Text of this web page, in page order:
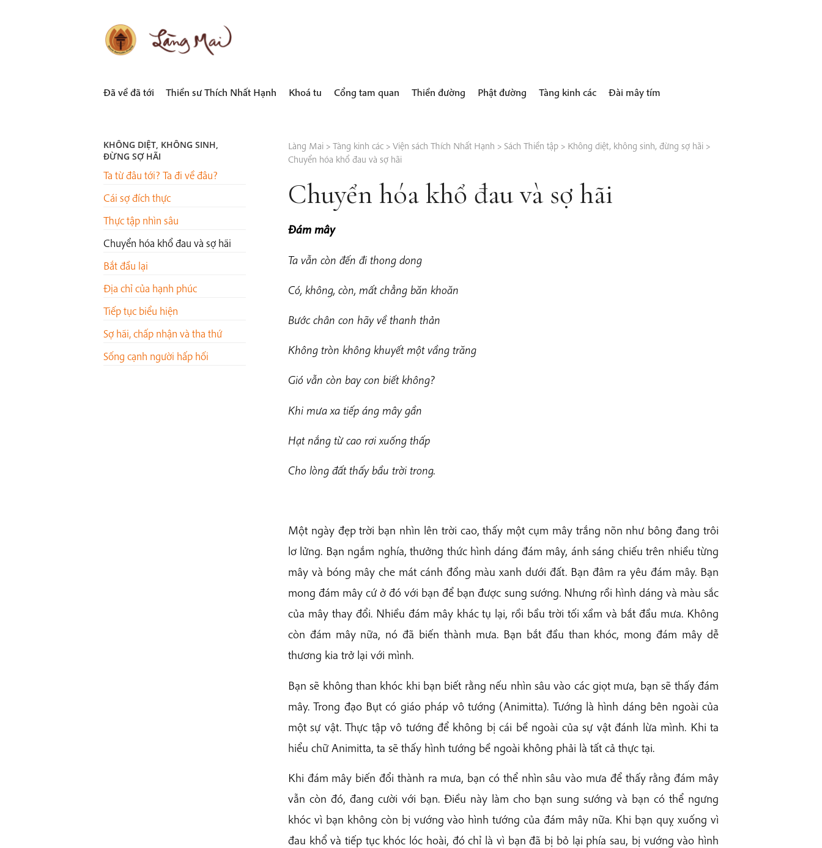
LÀNG MAI
Đã về đã tới Thiền sư Thích Nhất Hạnh Khoá tu Cổng tam quan Thiền đường Phật đường Tàng kinh các Đài mây tím
KHÔNG DIỆT, KHÔNG SINH,
ĐỪNG SỢ HÃI
Ta từ đâu tới? Ta đi về đâu?
Cái sợ đích thực
Thực tập nhìn sâu
Chuyển hóa khổ đau và sợ hãi
Bắt đầu lại
Địa chỉ của hạnh phúc
Tiếp tục biểu hiện
Sợ hãi, chấp nhận và tha thứ
Sống cạnh người hấp hối
Làng Mai> Tàng kinh các> Viện sách Thích Nhất Hạnh > Sách Thiền tập> Không diệt, không sinh, đừng sợ hãi>
Chuyển hóa khổ đau và sợ hãi
Chuyển hóa khổ đau và sợ hãi
Đám mây
Ta vẫn còn đến đi thong dong
Có, không, còn, mất chẳng băn khoăn
Bước chân con hãy về thanh thản
Không tròn không khuyết một vầng trăng
Gió vẫn còn bay con biết không?
Khi mưa xa tiếp áng mây gần
Hạt nắng từ cao rơi xuống thấp
Cho lòng đất thấy bầu trời trong.
Một ngày đẹp trời bạn nhìn lên trời cao, thấy một cụm mây trắng nõn như bông đang trôi
lơ lửng. Bạn ngắm nghía, thưởng thức hình dáng đám mây, ánh sáng chiếu trên nhiều từng
mây và bóng mây che mát cánh đồng màu xanh dưới đất. Bạn đâm ra yêu đám mây. Bạn
mong đám mây cứ ở đó với bạn để bạn được sung sướng. Nhưng rồi hình dáng và màu sắc
của mây thay đổi. Nhiều đám mây khác tụ lại, rồi bầu trời tối xầm và bắt đầu mưa. Không
còn đám mây nữa, nó đã biến thành mưa. Bạn bắt đầu than khóc, mong đám mây dễ
thương kia trở lại với mình.
Bạn sẽ không than khóc khi bạn biết rằng nếu nhìn sâu vào các giọt mưa, bạn sẽ thấy đám
mây. Trong đạo Bụt có giáo pháp vô tướng (Animitta). Tướng là hình dáng bên ngoài của
một sự vật. Thực tập vô tướng để không bị cái bề ngoài của sự vật đánh lừa mình. Khi ta
hiểu chữ Animitta, ta sẽ thấy hình tướng bề ngoài không phải là tất cả thực tại.
Khi đám mây biến đổi thành ra mưa, bạn có thể nhìn sâu vào mưa để thấy rằng đám mây
vẫn còn đó, đang cười với bạn. Điều này làm cho bạn sung sướng và bạn có thể ngưng
khóc vì bạn không còn bị vướng vào hình tướng của đám mây nữa. Khi bạn quỵ xuống vì
đau khổ và tiếp tục khóc lóc hoài, đó chỉ là vì bạn đã bị bỏ lại phía sau, bị vướng vào hình